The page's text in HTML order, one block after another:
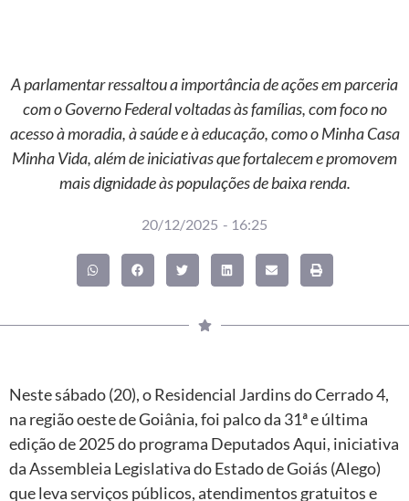
A parlamentar ressaltou a importância de ações em parceria
com o Governo Federal voltadas às famílias, com foco no
acesso à moradia, à saúde e à educação, como o Minha Casa
Minha Vida, além de iniciativas que fortalecem e promovem
mais dignidade às populações de baixa renda.
20/12/2025 - 16:25
Neste sábado (20), o Residencial Jardins do Cerrado 4,
na região oeste de Goiânia, foi palco da 31ª e última
edição de 2025 do programa Deputados Aqui, iniciativa
da Assembleia Legislativa do Estado de Goiás (Alego)
que leva serviços públicos, atendimentos gratuitos e